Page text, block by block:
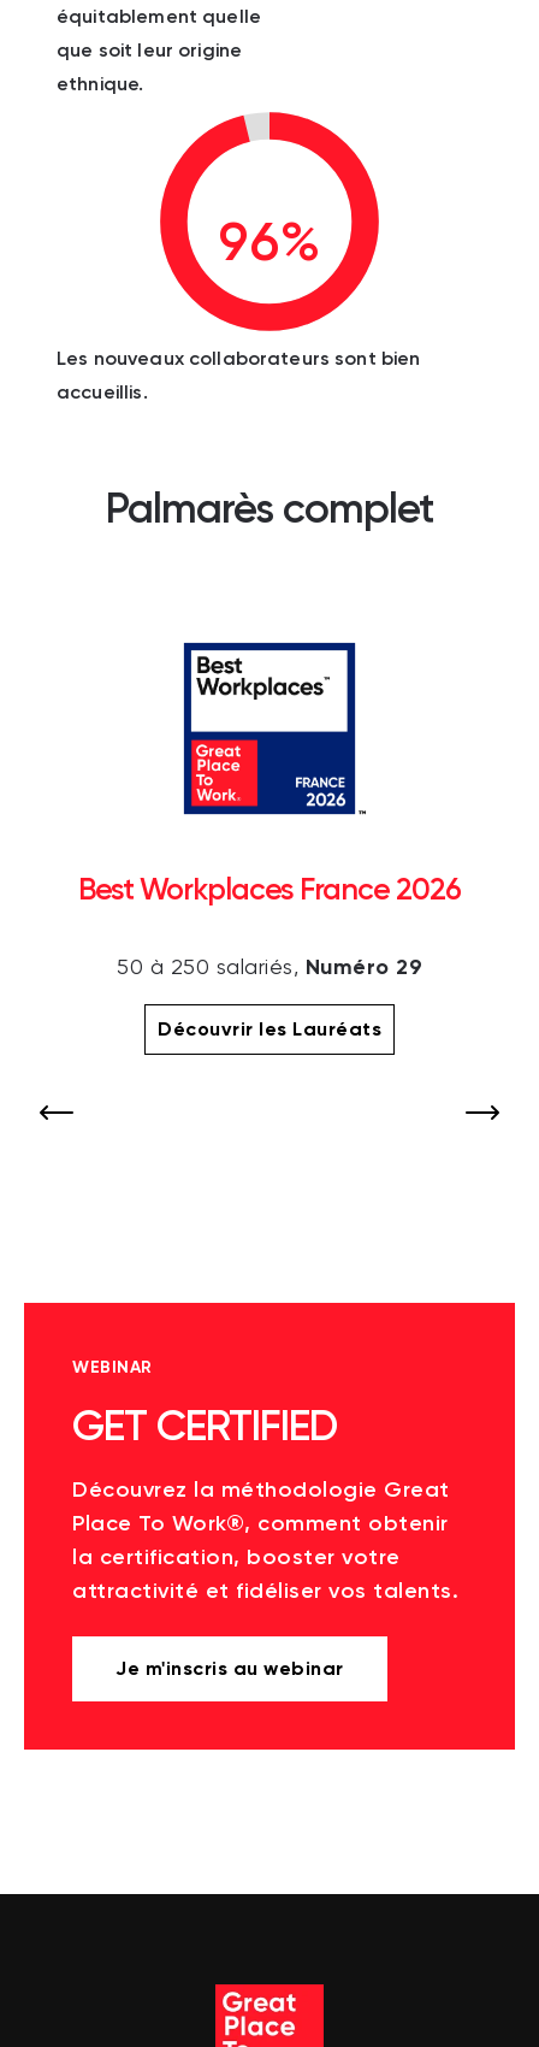
équitablement quelle
que soit leur origine
ethnique.
96%
Les nouveaux collaborateurs sont bien
accueillis.
Palmarès complet
Best Workplaces France 2026
50 à 250 salariés, Numéro 29
Découvrir les Lauréats
WEBINAR
GET CERTIFIED
Découvrez la méthodologie Great
Place To Work®, comment obtenir
la certification, booster votre
attractivité et fidéliser vos talents.
Je m'inscris au webinar